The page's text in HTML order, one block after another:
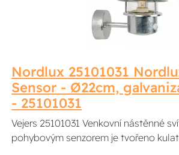
Nordlux 25101031
Sensor - Ø22cm,
- 25101031
Vejers 25101031 Venkovní nástěnné
pohybovým senzorem je tvořeno